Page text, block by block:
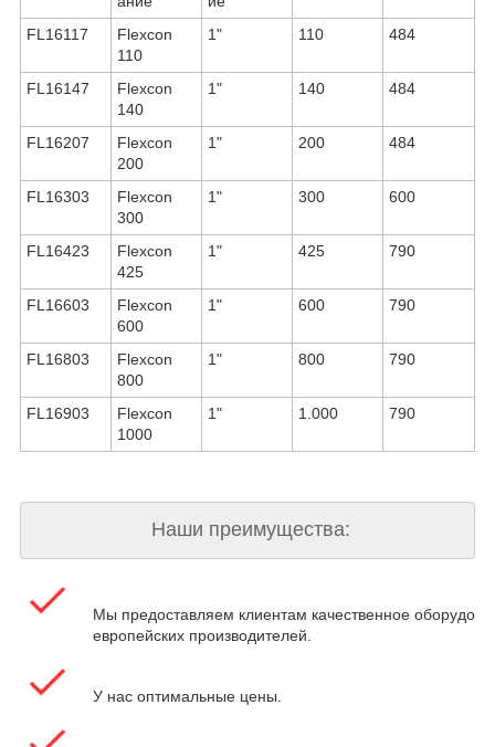
FL16117
Flexcon
110
1" 110 484
FL16147
Flexcon
140
1" 140 484
FL16207
Flexcon
200
1" 200 484
FL16303
Flexcon
300
1" 300 600
FL16423
Flexcon
425
1" 425 790
FL16603
Flexcon
600
1" 600 790
FL16803
Flexcon
800
1" 800 790
FL16903
Flexcon
1000
1" 1.000 790
Наши преимущества:
Мы предоставляем клиентам качественное
европейских производителей.
У нас оптимальные цены.